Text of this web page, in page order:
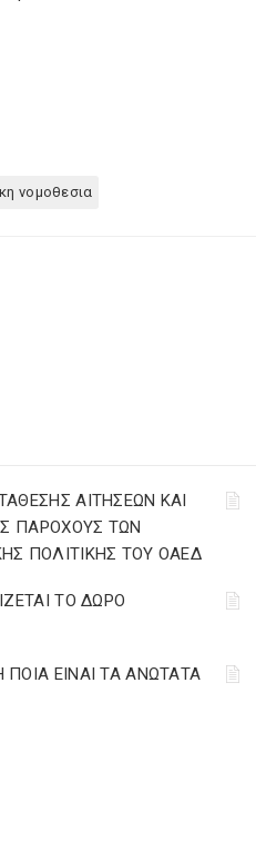
νομοθεσια
ΑΙΤΗΣΕΩΝ ΚΑΙ
ΠΑΡΟΧΟΥΣ ΤΩΝ
ΠΟΛΙΤΙΚΗΣ ΤΟΥ ΟΑΕΔ
ΤΟ ΔΩΡΟ
ΕΙΝΑΙ ΤΑ ΑΝΩΤΑΤΑ